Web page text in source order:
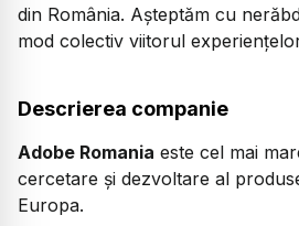
din România. Așteptăm cu
mod colectiv viitorul
Descrierea companie
Adobe Romania este cel mai
cercetare și dezvoltare al
Europa.